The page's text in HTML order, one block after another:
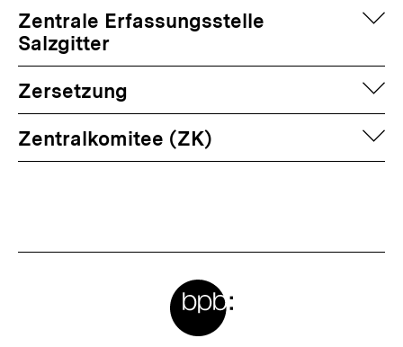
Zentrale Erfassungsstelle
Salzgitter
Zersetzung
Zentralkomitee (ZK)